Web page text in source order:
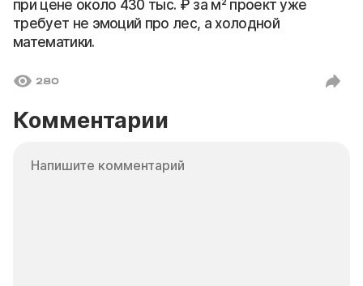
при цене около 430 тыс. ₽ за м² проект уже
требует не эмоций про лес, а холодной
математики.
280
Комментарии